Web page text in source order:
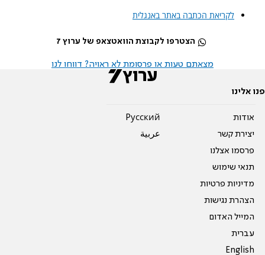
לקריאת הכתבה באתר באנגלית
הצטרפו לקבוצת הוואטצאפ של ערוץ 7
מצאתם טעות או פרסומת לא ראויה? דווחו לנו
פנו אלינו
אודות
יצירת קשר
פרסמו אצלנו
תנאי שימוש
מדיניות פרטיות
הצהרת נגישות
המייל האדום
עברית
English
Pусский
عربية